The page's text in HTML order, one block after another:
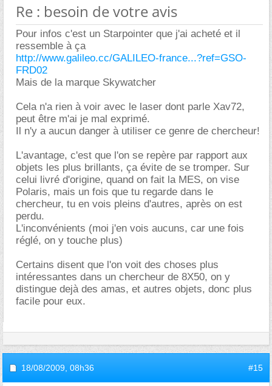
Re : besoin de votre avis
Pour infos c'est un Starpointer que j'ai acheté et il
ressemble à ça
http://www.galileo.cc/GALILEO-france...?ref=GSO-
FRD02
Mais de la marque Skywatcher
Cela n'a rien à voir avec le laser dont parle Xav72,
peut être m'ai je mal exprimé.
Il n'y a aucun danger à utiliser ce genre de chercheur!
L'avantage, c'est que l'on se repère par rapport aux
objets les plus brillants, ça évite de se tromper. Sur
celui livré d'origine, quand on fait la MES, on vise
Polaris, mais un fois que tu regarde dans le
chercheur, tu en vois pleins d'autres, après on est
perdu.
L'inconvénients (moi j'en vois aucuns, car une fois
réglé, on y touche plus)
Certains disent que l'on voit des choses plus
intéressantes dans un chercheur de 8X50, on y
distingue dejà des amas, et autres objets, donc plus
facile pour eux.
18/08/2009, 08h36 #15